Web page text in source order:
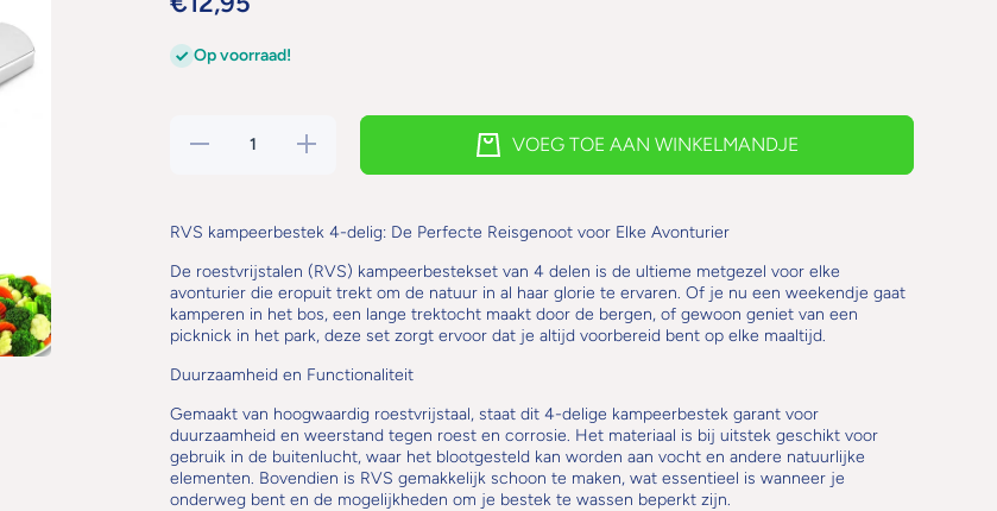
Op voorraad!
Hoeveelheid
Verhoog de
hoeveelheid
voor RVS
VOEG TOE AAN WINKELMANDJE
RVS kampeerbestek 4-delig: De Perfecte Reisgenoot voor Elke Avonturier
De roestvrijstalen (RVS) kampeerbestekset van 4 delen is de ultieme metgezel voor elke
avonturier die eropuit trekt om de natuur in al haar glorie te ervaren. Of je nu een weekendje gaat
kamperen in het bos, een lange trektocht maakt door de bergen, of gewoon geniet van een
picknick in het park, deze set zorgt ervoor dat je altijd voorbereid bent op elke maaltijd.
Duurzaamheid en Functionaliteit
Gemaakt van hoogwaardig roestvrijstaal, staat dit 4-delige kampeerbestek garant voor
duurzaamheid en weerstand tegen roest en corrosie. Het materiaal is bij uitstek geschikt voor
gebruik in de buitenlucht, waar het blootgesteld kan worden aan vocht en andere natuurlijke
elementen. Bovendien is RVS gemakkelijk schoon te maken, wat essentieel is wanneer je
onderweg bent en de mogelijkheden om je bestek te wassen beperkt zijn.